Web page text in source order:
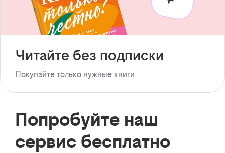
Читайте без подписки
Покупайте только нужные книги
Попробуйте наш
сервис бесплатно